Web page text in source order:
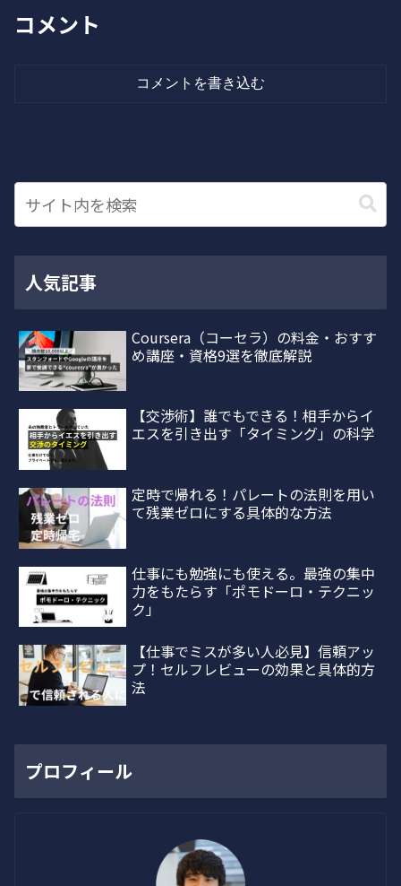
コメント
コメントを書き込む
人気記事
Coursera（コーセラ）の料金・おすす
め講座・資格9選を徹底解説
【交渉術】誰でもできる！相手からイ
エスを引き出す「タイミング」の科学
定時で帰れる！パレートの法則を用い
て残業ゼロにする具体的な方法
仕事にも勉強にも使える。最強の集中
力をもたらす「ポモドーロ・テクニッ
ク」
【仕事でミスが多い人必見】信頼アッ
プ！セルフレビューの効果と具体的方
法
プロフィール